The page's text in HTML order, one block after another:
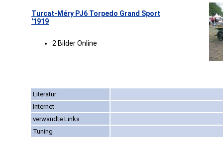
Turcat-Méry PJ6 Torpedo Grand Sport
'1919
2 Bilder Online
Literatur
Internet
verwandte Links
Tuning